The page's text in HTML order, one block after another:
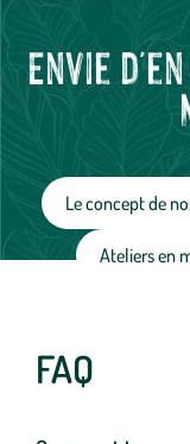
Envie
Le concept de
Ateliers en
FAQ